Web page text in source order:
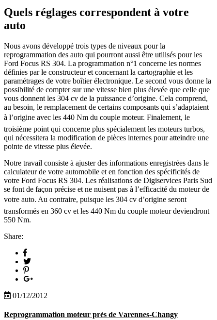
Quels réglages correspondent à votre
auto
Nous avons développé trois types de niveaux pour la
reprogrammation des auto qui pourront aussi être utilisés pour les
Ford Focus RS 304. La programmation n°1 concerne les normes
définies par le constructeur et concernant la cartographie et les
paramétrages de votre boîtier électronique. Le second vous donne la
possibilité de compter sur une vitesse bien plus élevée que celle que
vous donnent les 304 cv de la puissance d’origine. Cela comprend,
au besoin, le remplacement de certains composants qui s’adaptaient
à l’origine avec les 440 Nm du couple moteur. Finalement, le
troisième point qui concerne plus spécialement les moteurs turbos,
qui nécessitera la modification de pièces internes pour atteindre une
pointe de vitesse plus élevée.
Notre travail consiste à ajuster des informations enregistrées dans le
calculateur de votre automobile et en fonction des spécificités de
votre Ford Focus RS 304. Les réalisations de Digiservices Paris Sud
se font de façon précise et ne nuisent pas à l’efficacité du moteur de
votre auto. Au contraire, puisque les 304 cv d’origine seront
transformés en 360 cv et les 440 Nm du couple moteur deviendront
550 Nm.
Share:
01/12/2012
Reprogrammation moteur près de Varennes-Changy